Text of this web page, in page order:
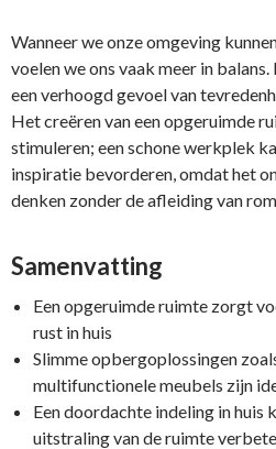
Wanneer we onze omgeving
voelen we ons vaak meer in
een verhoogd gevoel van
Het creëren van een opgeruimde
stimuleren; een schone werkplek
inspiratie bevorderen, omdat het
denken zonder de afleiding van
Samenvatting
Een opgeruimde ruimte zorgt
rust in huis
Slimme opbergoplossingen
multifunctionele meubels zijn
Een doordachte indeling in huis
uitstraling van de ruimte